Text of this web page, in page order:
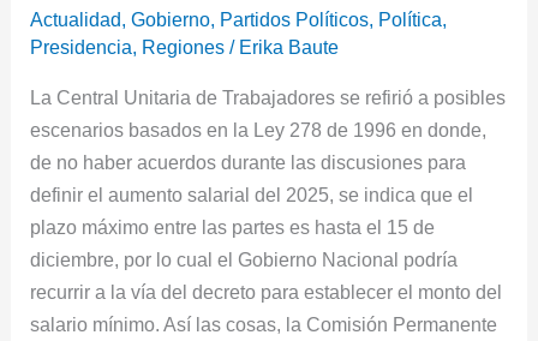
Actualidad,Gobierno, Partidos Políticos, Política,
Presidencia, Regiones / Erika Baute
La Central Unitaria de Trabajadores se refirió a posibles
escenarios basados en la Ley 278 de 1996 en donde,
de no haber acuerdos durante las discusiones para
definir el aumento salarial del 2025, se indica que el
plazo máximo entre las partes es hasta el 15 de
diciembre, por lo cual el Gobierno Nacional podría
recurrir a la vía del decreto para establecer el monto del
salario mínimo. Así las cosas, la Comisión Permanente
se
a
un
acuerdo,
el
Gobierno
tiene
hasta
el